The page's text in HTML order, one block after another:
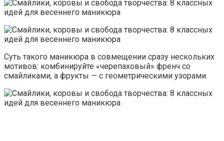
Суть такого маникюра в совмещении сразу нескольких
мотивов: комбинируйте «черепаховый» френч со
смайликами, а фрукты — с геометрическими узорами.